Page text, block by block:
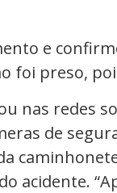
e
foi preso,
nas redes
de
acidente.